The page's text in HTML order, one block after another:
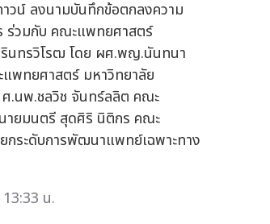
าวน์ ลงนามบันทึกข้อตกลงความ
ร่วมกับ คณะแพทยศาสตร์
นทรวิโรฒ โดย ผศ.พญ.นันทนา
พทยศาสตร์ มหาวิทยาลัย
.นพ.ชลวิช จันทร์ลลิต คณะ
ายมนตรี สุดศิริ นิติกร คณะ
กระดับการพัฒนาแพทย์เฉพาะทาง
น.